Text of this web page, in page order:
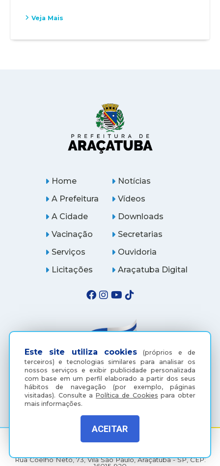
Veja Mais
Este site utiliza cookies (próprios e de
terceiros) e tecnologias similares para analisar os
nossos serviços e exibir publicidade personalizada
com base em um perfil elaborado a partir dos seus
hábitos de navegação (por exemplo, páginas
visitadas). Consulte aPolítica de Cookies para obter
mais informações.
ACEITAR
Home
A Prefeitura
A Cidade
Notícias
Vídeos
Downloads
Vacinação
Serviços
Licitações
Secretarias
Ouvidoria
Araçatuba Digital
(18) 3607-6500
Rua Coelho Neto, 73, Vila São Paulo, Araçatuba - SP, CEP: